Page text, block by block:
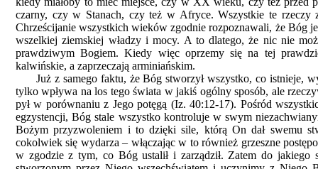
czarny, czy w Stanach, czy też w Afryce. Wszystkie te rzeczy
Chrześcijanie wszystkich wieków zgodnie rozpoznawali, że Bóg
wszelkiej ziemskiej władzy i mocy. A to dlatego, że nic nie
prawdziwym Bogiem. Kiedy więc oprzemy się na tej
kalwińskie, a zaprzeczają arminiańskim.
Już z samego faktu, że Bóg stworzył wszystko, co istnieje,
tylko wpływa na los tego świata w jakiś ogólny sposób, ale
pył w porównaniu z Jego potęgą (Iz. 40:12-17). Pośród
egzystencji, Bóg stale wszystko kontroluje w swym
Bożym przyzwoleniem i to dzięki sile, którą On dał swemu
cokolwiek się wydarza – włączając w to również grzeszne
w zgodzie z tym, co Bóg ustalił i zarządził. Zatem do jakiego